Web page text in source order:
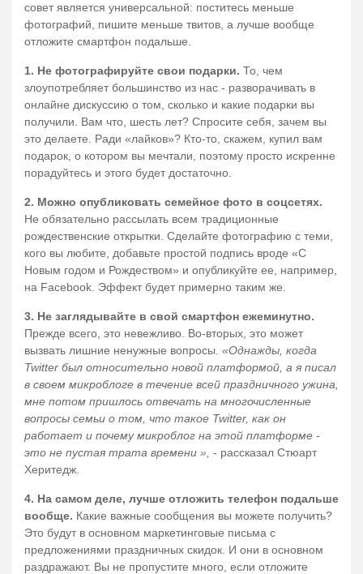
совет является универсальной: поститесь меньше
фотографий, пишите меньше твитов, а лучше вообще
отложите смартфон подальше.
1. Не фотографируйте свои подарки. То, чем
злоупотребляет большинство из нас - разворачивать в
онлайне дискуссию о том, сколько и какие подарки вы
получили. Вам что, шесть лет? Спросите себя, зачем вы
это делаете. Ради «лайков»? Кто-то, скажем, купил вам
подарок, о котором вы мечтали, поэтому просто искренне
порадуйтесь и этого будет достаточно.
2. Можно опубликовать семейное фото в соцсетях.
Не обязательно рассылать всем традиционные
рождественские открытки. Сделайте фотографию с теми,
кого вы любите, добавьте простой подпись вроде «С
Новым годом и Рождеством» и опубликуйте ее, например,
на Facebook. Эффект будет примерно таким же.
3. Не заглядывайте в свой смартфон ежеминутно.
Прежде всего, это невежливо. Во-вторых, это может
вызвать лишние ненужные вопросы. «Однажды, когда
Twitter был относительно новой платформой, а я писал
в своем микроблоге в течение всей праздничного ужина,
мне потом пришлось отвечать на многочисленные
вопросы семьи о том, что такое Twitter, как он
работает и почему микроблог на этой платформе -
это не пустая трата времени », - рассказал Стюарт
Херитедж.
4. На самом деле, лучше отложить телефон подальше
вообще. Какие важные сообщения вы можете получить?
Это будут в основном маркетинговые письма с
предложениями праздничных скидок. И они в основном
раздражают. Вы не пропустите много, если отложите